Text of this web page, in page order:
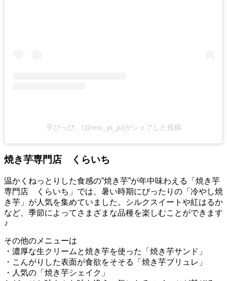
芋ぴっぴ。(@imo_pi_pi)がシェアした投稿
焼き芋専門店 くらいち
温かくねっとりした食感の”焼き芋”が年中味わえる「焼き芋
専門店 くらいち」では、暑い時期にぴったりの「冷やし焼
き芋」が人気を集めていました。シルクスイートや紅はるか
など、季節によってさまざまな品種を楽しむことができます
♪
その他のメニューは
・濃厚な生クリームと焼き芋を使った「焼き芋サンド」
・こんがりした表面が食欲をそそる「焼き芋ブリュレ」
・人気の「焼き芋シェイク」